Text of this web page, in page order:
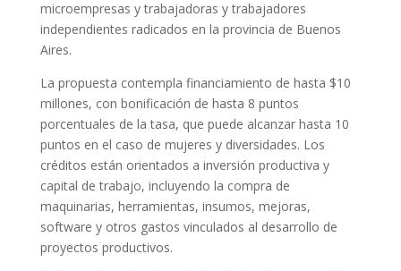
microempresas y trabajadoras y trabajadores
independientes radicados en la provincia de Buenos
Aires.
La propuesta contempla financiamiento de hasta $10
millones, con bonificación de hasta 8 puntos
porcentuales de la tasa, que puede alcanzar hasta 10
puntos en el caso de mujeres y diversidades. Los
créditos están orientados a inversión productiva y
capital de trabajo, incluyendo la compra de
maquinarias, herramientas, insumos, mejoras,
software y otros gastos vinculados al desarrollo de
proyectos productivos.